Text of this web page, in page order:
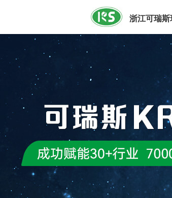
浙江可瑞